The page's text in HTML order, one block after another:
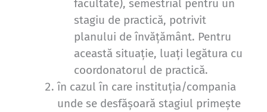
facultate), semestrial pentru un
stagiu de practică, potrivit
planului de învățământ. Pentru
această situație, luați legătura cu
coordonatorul de practică.
în cazul în care instituția/compania
unde se desfășoară stagiul primește